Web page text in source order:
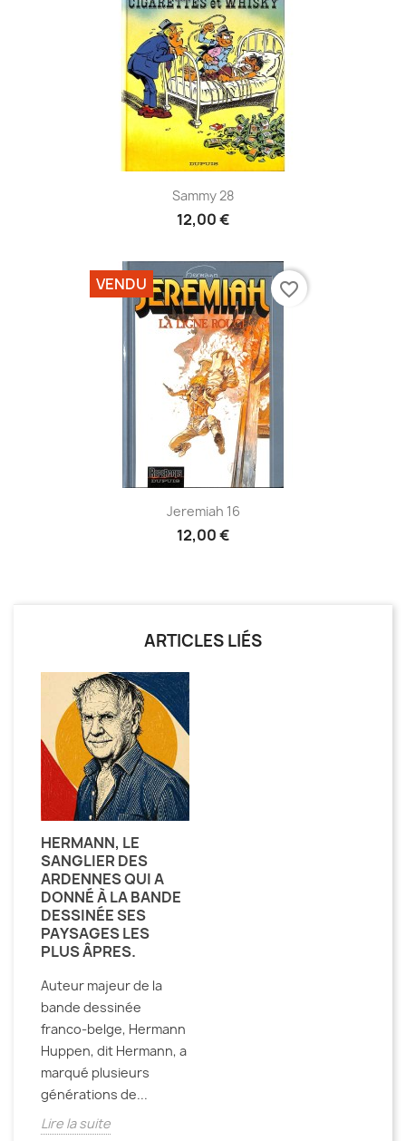
Sammy 28
12,00 €
Jeremiah 16
12,00 €
VENDU favorite_border
ARTICLES LIÉS
HERMANN, LE
SANGLIER DES
ARDENNES QUI A
DONNÉ À LA BANDE
DESSINÉE SES
PAYSAGES LES
PLUS ÂPRES.
Auteur majeur de la
bande dessinée
franco-belge, Hermann
Huppen, dit Hermann, a
marqué plusieurs
générations de...
Lire la suite